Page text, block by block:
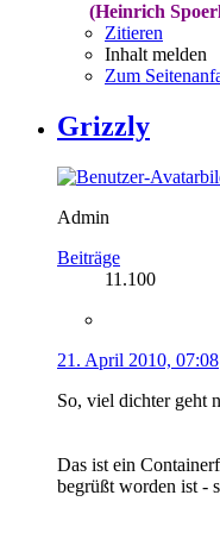
(Heinrich
Zitieren
Inhalt melden
Zum
Grizzly
Admin
Beiträge
11.100
21. April 2010, 07:08
So, viel dichter geht
Das ist ein
begrüßt worden ist -